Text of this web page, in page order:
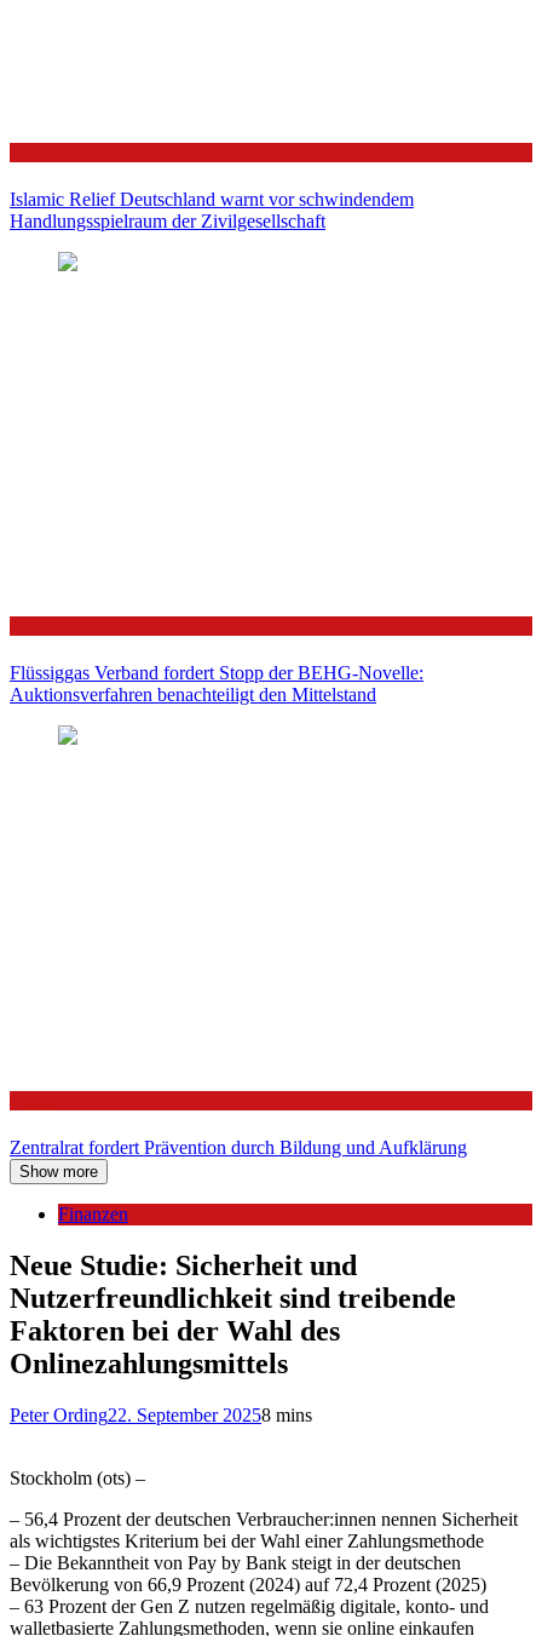
Islamic Relief Deutschland warnt vor schwindendem
Handlungsspielraum der Zivilgesellschaft
Flüssiggas Verband fordert Stopp der BEHG-Novelle:
Auktionsverfahren benachteiligt den Mittelstand
Zentralrat fordert Prävention durch Bildung und Aufklärung
Show more
Finanzen
Neue Studie: Sicherheit und
Nutzerfreundlichkeit sind treibende
Faktoren bei der Wahl des
Onlinezahlungsmittels
Peter Ording22. September 20258 mins
Stockholm (ots) –
– 56,4 Prozent der deutschen Verbraucher:innen nennen Sicherheit
als wichtigstes Kriterium bei der Wahl einer Zahlungsmethode
– Die Bekanntheit von Pay by Bank steigt in der deutschen
Bevölkerung von 66,9 Prozent (2024) auf 72,4 Prozent (2025)
– 63 Prozent der Gen Z nutzen regelmäßig digitale, konto- und
walletbasierte Zahlungsmethoden, wenn sie online einkaufen